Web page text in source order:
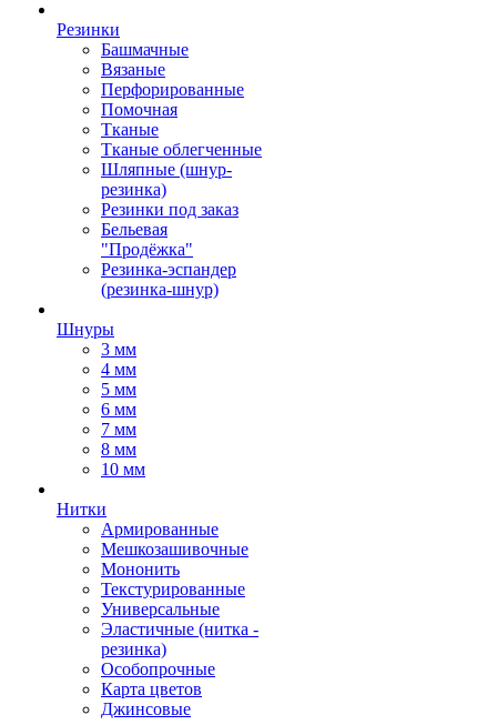
Резинки
Башмачные
Вязаные
Перфорированные
Помочная
Тканые
Тканые облегченные
Шляпные (шнур-
резинка)
Резинки под заказ
Бельевая
"Продёжка"
Резинка-эспандер
(резинка-шнур)
Шнуры
3 мм
4 мм
5 мм
6 мм
7 мм
8 мм
10 мм
Нитки
Армированные
Мешкозашивочные
Мононить
Текстурированные
Универсальные
Эластичные (нитка -
резинка)
Особопрочные
Карта цветов
Джинсовые